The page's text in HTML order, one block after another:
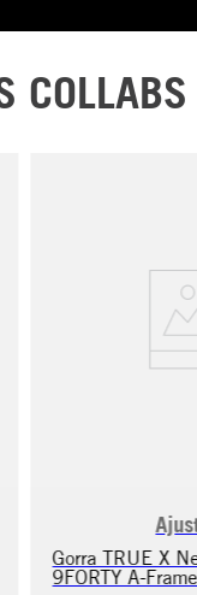
COLLABS
Gorra TRUE X
9FORTY A-